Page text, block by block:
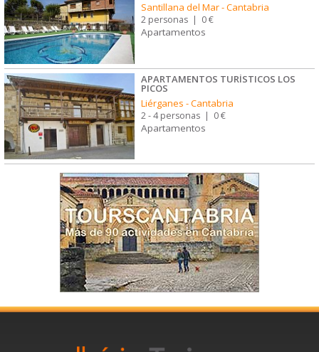
Santillana del Mar-Cantabria
2 personas | 0 €
Apartamentos
APARTAMENTOS TURÍSTICOS LOS
PICOS
Liérganes -Cantabria
2 - 4 personas | 0 €
Apartamentos